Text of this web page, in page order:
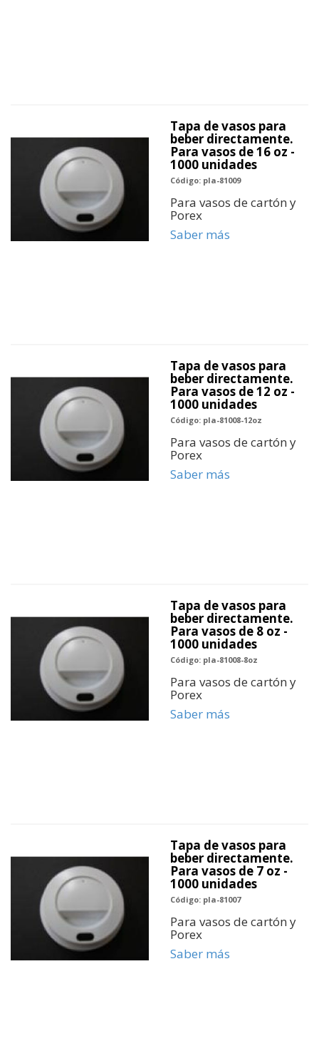
Tapa de vasos para
beber directamente.
Para vasos de 16 oz -
1000 unidades
Código: pla-81009
Para vasos de cartón y
Porex
Saber más
Tapa de vasos para
beber directamente.
Para vasos de 12 oz -
1000 unidades
Código: pla-81008-12oz
Para vasos de cartón y
Porex
Saber más
Tapa de vasos para
beber directamente.
Para vasos de 8 oz -
1000 unidades
Código: pla-81008-8oz
Para vasos de cartón y
Porex
Saber más
Tapa de vasos para
beber directamente.
Para vasos de 7 oz -
1000 unidades
Código: pla-81007
Para vasos de cartón y
Porex
Saber más